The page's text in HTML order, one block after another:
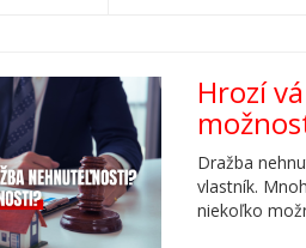
Hrozí
Dražba
vlastník.
niekoľko